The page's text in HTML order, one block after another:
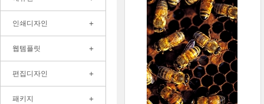
인쇄디자인 +
웹템플릿 +
편집디자인 +
패키지 +